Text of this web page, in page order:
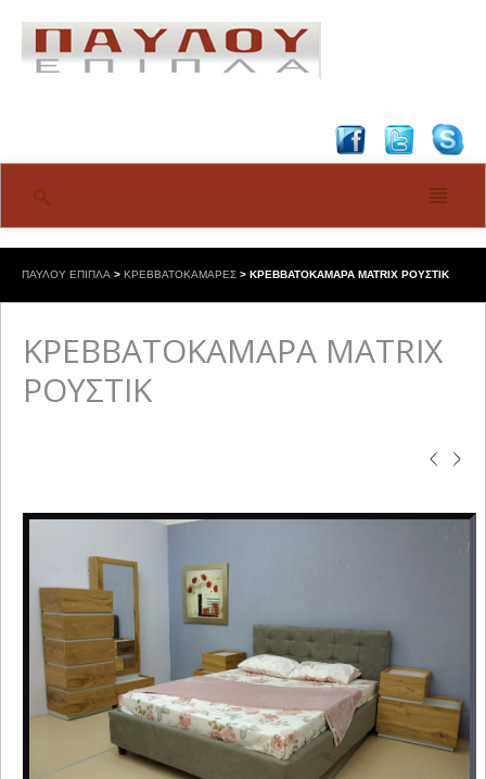
ΠΑΥΛΟΥ ΕΠΙΠΛΑ > ΚΡΕΒΒΑΤΟΚΑΜΑΡΕΣ > ΚΡΕΒΒΑΤΟΚΑΜΑΡΑ MATRIX ΡΟΥΣΤΙΚ
ΚΡΕΒΒΑΤΟΚΑΜΑΡΑ MATRIX
ΡΟΥΣΤΙΚ